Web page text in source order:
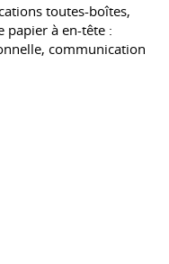
toutes-boîtes,
papier à en-tête :
communication